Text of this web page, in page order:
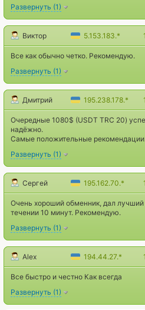
Развернуть (1)
Виктор 5.153.183.*
Все как обычно четко. Рекомендую.
Развернуть (1)
Дмитрий 195.238.178.*
Очередные 1080$ (USDT TRC 20)
надёжно.
Самые положительные рекомендации.
Развернуть (1)
Сергей 195.162.70.*
Очень хороший обменник, дал
течении 10 минут. Рекомендую.
Развернуть (1)
Alex 194.44.27.*
Все быстро и честно Как всегда
Развернуть (1)